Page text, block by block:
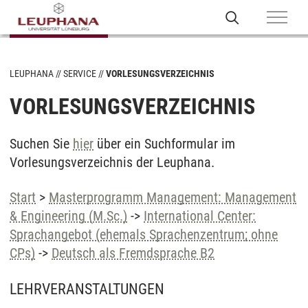
LEUPHANA SERVICE VORLESUNGSVERZEICHNIS
VORLESUNGSVERZEICHNIS
Suchen Sie hier über ein Suchformular im
Vorlesungsverzeichnis der Leuphana.
Start > Masterprogramm Management: Management
& Engineering (M.Sc.) -> International Center:
Sprachangebot (ehemals Sprachenzentrum; ohne
CPs) -> Deutsch als Fremdsprache B2
LEHRVERANSTALTUNGEN